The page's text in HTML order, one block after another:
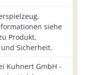
siehe
Produkt,
Sicherheit.
Kuhnert GmbH -